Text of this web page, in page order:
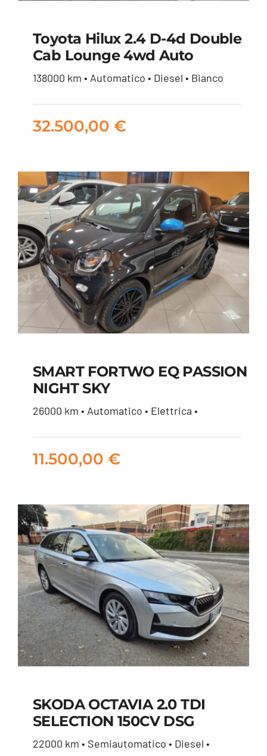
Toyota Hilux 2.4 d-4d
double cab Lounge
4wd auto
32.500,00
Toyota Hilux 2.4 D-4d Double
Cab Lounge 4wd Auto
138000 km • Automatico • Diesel • Bianco
32.500,00 €
SMART FORTWO EQ
11.500,00
SMART FORTWO EQ PASSION
NIGHT SKY
26000 km • Automatico • Elettrica •
11.500,00 €
SKODA OCTAVIA 2.0
TDI SELECTION 150CV
SKODA OCTAVIA 2.0 TDI
SELECTION 150CV DSG
22000 km • Semiautomatico • Diesel •